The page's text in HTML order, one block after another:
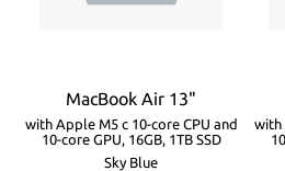
жак. Батерията на MacBook Air
Всички Apple продукти предлагани
стандартна международна гаранция
MacBook Air 13"
with Apple M5 с 10-core CPU and
10-core GPU, 16GB, 1TB SSD
Sky Blue
with